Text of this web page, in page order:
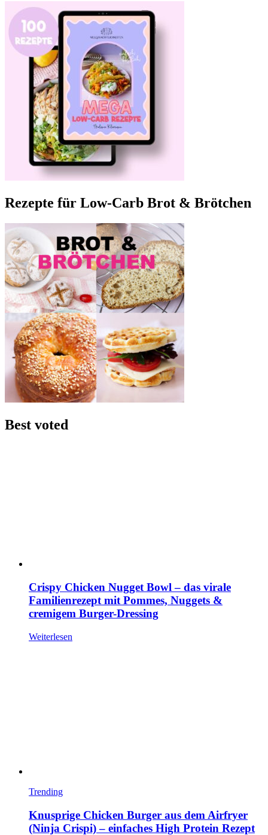
Rezepte für Low-Carb Brot & Brötchen
Best voted
Crispy Chicken Nugget Bowl – das virale
Familienrezept mit Pommes, Nuggets &
cremigem Burger-Dressing
Weiterlesen
Trending
Knusprige Chicken Burger aus dem Airfryer
(Ninja Crispi) – einfaches High Protein Rezept